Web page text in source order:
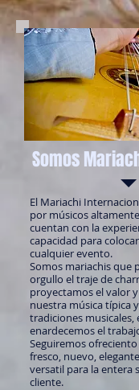
Somos
El Mariachi
por músicos
cuentan con la
capacidad para
cualquier evento.
Somos mariachis que
orgullo el traje de
proyectamos el valor
nuestra música típica
tradiciones musicales,
enardecemos el
Seguiremos
fresco, nuevo,
versatil para la entera
cliente.